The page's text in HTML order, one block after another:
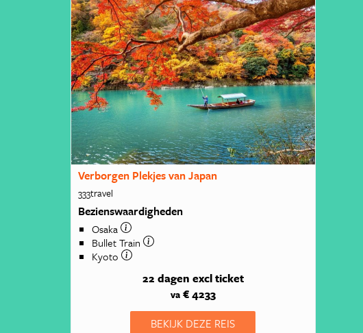
Verborgen Plekjes van Japan
333travel
Bezienswaardigheden
Osaka
Bullet Train
Kyoto
22 dagen excl ticket
va€ 4233
BEKIJK DEZE REIS